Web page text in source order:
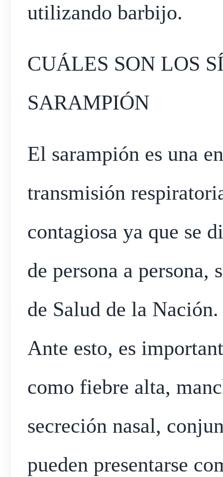
utilizando barbijo.
CUÁLES SON LOS
SARAMPIÓN
El sarampión es una
transmisión
contagiosa ya que se
de persona a
de Salud de la Nación.
Ante esto, es
como fiebre alta,
secreción nasal,
pueden presentarse